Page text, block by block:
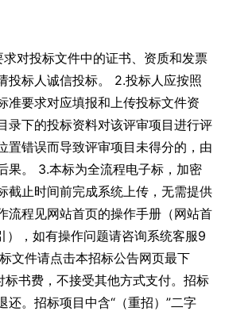
求对投标文件中的证书、资质和发票
投标人诚信投标。 2.投标人应按照
准要求对应填报和上传投标文件资
录下的投标资料对该评审项目进行评
置错误而导致评审项目未得分的，由
果。 3.本标为全流程电子标，加密
截止时间前完成系统上传，无需提供
流程见网站首页的操作手册（网站首
），如有操作问题请咨询系统客服9
文件请点击本招标公告网页最下
标书费，不接受其他方式支付。招标
还。招标项目中含“（重招）”二字